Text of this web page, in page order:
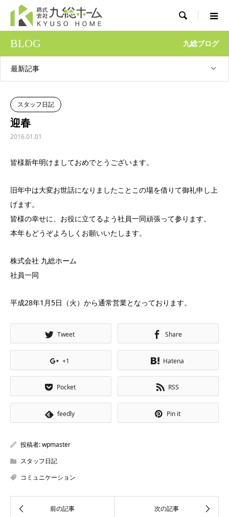

BLOG 九総ブログ
最新記事
スタッフ日記
迎春
2016.01.01
皆様新年明けましておめでとうございます。
旧年中は大変お世話になりましたことこの場を借りて御礼申し上
げます。
皆様の幸せに、お役に立てるよう社員一同頑張って参ります。
本年もどうぞよろしくお願いいたします。
株式会社 九総ホーム
社員一同
平成28年1月5日（火）から通常営業となっております。
Tweet Share
+1 Hatena
Pocket RSS
feedly Pin it
投稿者:wpmaster
スタッフ日記
コミュニケーション